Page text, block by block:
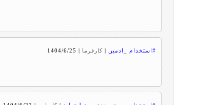
#استخدام _ادمین | کارفرما |
1404/6/25